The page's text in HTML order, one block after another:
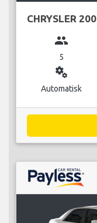
CHRYSLER 200
group
5
miscellaneous_services
Automatisk